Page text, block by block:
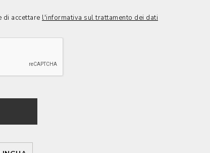
di accettare l'informativa sul trattamento dei dati